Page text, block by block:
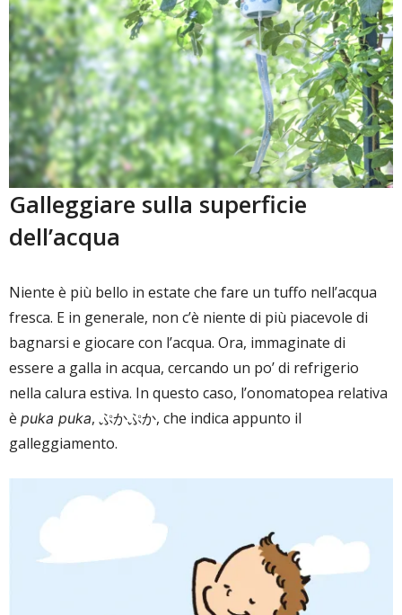
Galleggiare sulla superficie
dell’acqua
Niente è più bello in estate che fare un tuffo nell’acqua
fresca. E in generale, non c’è niente di più piacevole di
bagnarsi e giocare con l’acqua. Ora, immaginate di
essere a galla in acqua, cercando un po’ di refrigerio
nella calura estiva. In questo caso, l’onomatopea relativa
è puka puka, ぷかぷか, che indica appunto il
galleggiamento.